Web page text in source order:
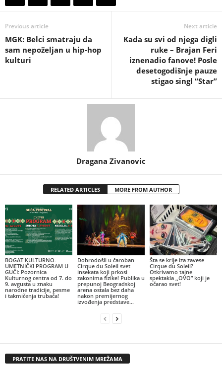
Previous article
MGK: Belci smatraju da
sam nepoželjan u hip-hop
kulturi
Next article
Kada su svi od njega digli
ruke – Brajan Feri
iznenadio fanove! Posle
desetogodišnje pauze
stigao singl “Star”
Dragana Zivanovic
RELATED ARTICLES MORE FROM AUTHOR
BOGAT KULTURNO-
UMETNIČKI PROGRAM U
GUČI: Pozornica
Kulturnog centra od 7. do
9. avgusta u znaku
narodne tradicije, pesme
i takmičenja trubača!
Dobrodošli u čaroban
Cirque du Soleil svet
insekata koji prkosi
zakonima fizike! Publika u
prepunoj Beogradskoj
arena ostala bez daha
nakon premijernog
izvođenja predstave...
Šta se krije iza zavese
Cirque du Soleil?
Otkrivamo tajne
spektakla ,,OVO” koji je
očarao svet!
PRATITE NAS NA DRUŠTVENIM MREŽAMA